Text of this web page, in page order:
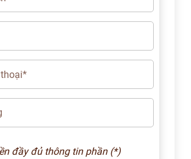
đầy đủ thông tin phần (*)